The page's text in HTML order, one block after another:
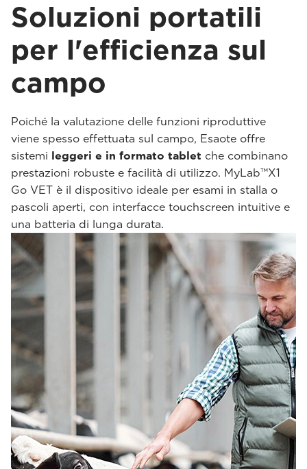
Soluzioni portatili
per l'efficienza sul
campo
Poiché la valutazione delle funzioni riproduttive
viene spesso effettuata sul campo, Esaote offre
sistemi leggeri e in formato tablet che combinano
prestazioni robuste e facilità di utilizzo. MyLab™X1
Go VET è il dispositivo ideale per esami in stalla o
pascoli aperti, con interfacce touchscreen intuitive e
una batteria di lunga durata.